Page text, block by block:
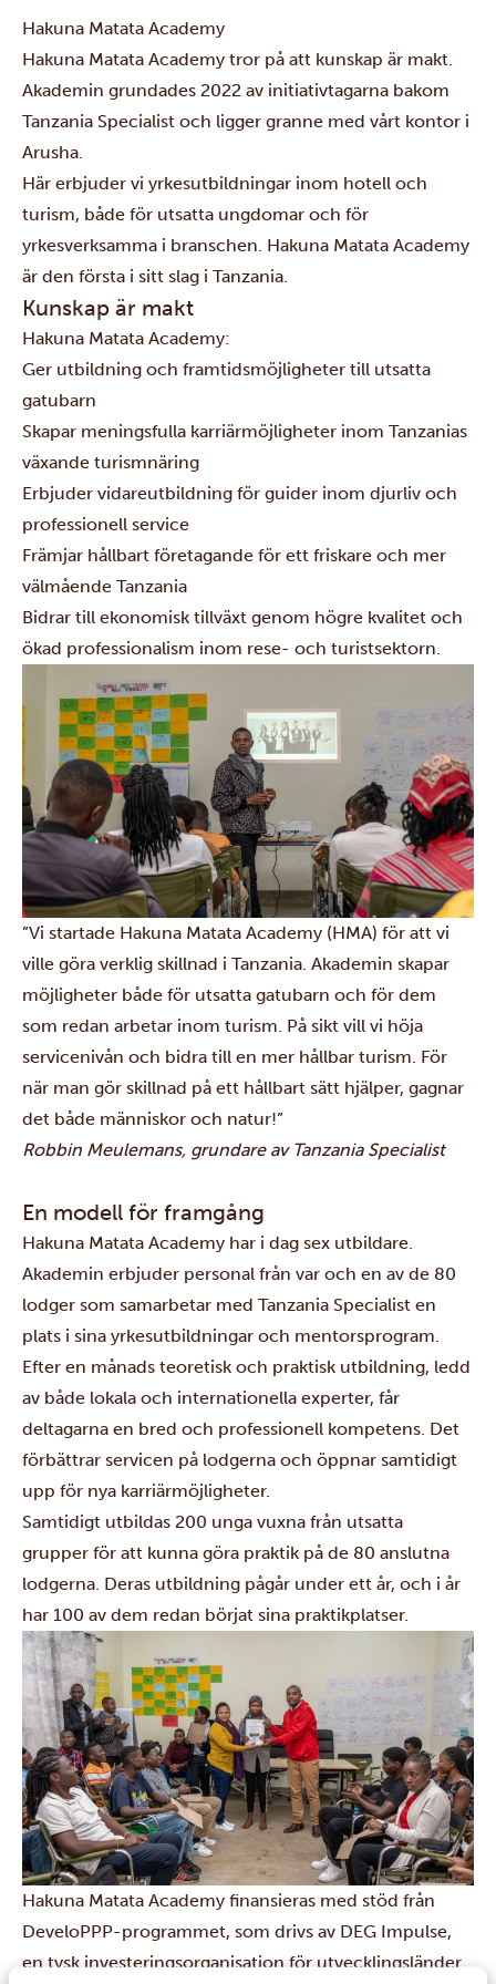
Hakuna Matata Academy
Hakuna Matata Academy tror på att kunskap är makt.
Akademin grundades 2022 av initiativtagarna bakom
Tanzania Specialist och ligger granne med vårt kontor i
Arusha.
Här erbjuder vi yrkesutbildningar inom hotell och
turism, både för utsatta ungdomar och för
yrkesverksamma i branschen. Hakuna Matata Academy
är den första i sitt slag i Tanzania.
Kunskap är makt
Hakuna Matata Academy:
Ger utbildning och framtidsmöjligheter till utsatta
gatubarn
Skapar meningsfulla karriärmöjligheter inom Tanzanias
växande turismnäring
Erbjuder vidareutbildning för guider inom djurliv och
professionell service
Främjar hållbart företagande för ett friskare och mer
välmående Tanzania
Bidrar till ekonomisk tillväxt genom högre kvalitet och
ökad professionalism inom rese- och turistsektorn.
”Vi startade Hakuna Matata Academy (HMA) för att vi
ville göra verklig skillnad i Tanzania. Akademin skapar
möjligheter både för utsatta gatubarn och för dem
som redan arbetar inom turism. På sikt vill vi höja
servicenivån och bidra till en mer hållbar turism. För
när man gör skillnad på ett hållbart sätt hjälper, gagnar
det både människor och natur!”
Robbin Meulemans, grundare av Tanzania Specialist
En modell för framgång
Hakuna Matata Academy har i dag sex utbildare.
Akademin erbjuder personal från var och en av de 80
lodger som samarbetar med Tanzania Specialist en
plats i sina yrkesutbildningar och mentorsprogram.
Efter en månads teoretisk och praktisk utbildning, ledd
av både lokala och internationella experter, får
deltagarna en bred och professionell kompetens. Det
förbättrar servicen på lodgerna och öppnar samtidigt
upp för nya karriärmöjligheter.
Samtidigt utbildas 200 unga vuxna från utsatta
grupper för att kunna göra praktik på de 80 anslutna
lodgerna. Deras utbildning pågår under ett år, och i år
har 100 av dem redan börjat sina praktikplatser.
Hakuna Matata Academy finansieras med stöd från
DeveloPPP-programmet, som drivs av DEG Impulse,
en tysk investeringsorganisation för utvecklingsländer